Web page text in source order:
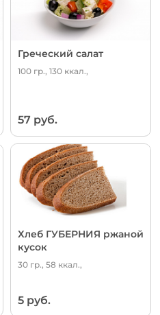
Греческий салат
100 гр., 130 ккал.,
57 руб.
Хлеб ГУБЕРНИЯ ржаной
кусок
30 гр., 58 ккал.,
5 руб.